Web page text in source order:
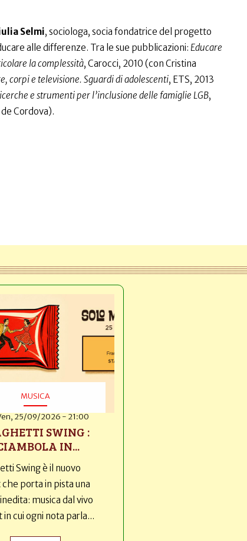
Selmi, sociologa, socia fondatrice del progetto
alle differenze. Tra le sue pubblicazioni: Educare
la complessità, Carocci, 2010 (con Cristina
corpi e televisione. Sguardi di adolescenti, ETS, 2013
e strumenti per l’inclusione delle famiglie LGB,
Cordova).
MUSICA
25/09/2026 - 21:00
SWING :
IN...
Swing è il nuovo
porta in pista una
musica dal vivo
in cui ogni nota parla...